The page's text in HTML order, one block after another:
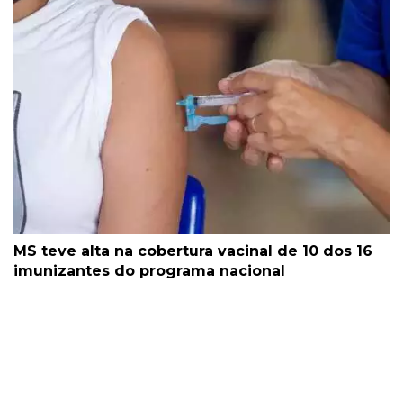
MS teve alta na cobertura vacinal de 10 dos 16
imunizantes do programa nacional